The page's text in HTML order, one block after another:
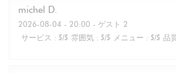
michel D
2026-08-04 - 20:00 - ゲスト 2
サービス : 5/5 雰囲気 : 5/5 メニュー : 5/5 品